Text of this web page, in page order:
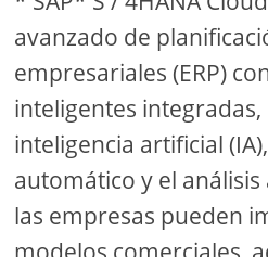
avanzado de
empresariales (ERP)
inteligentes integradas,
inteligencia artificial
automático y el análisis
las empresas pueden